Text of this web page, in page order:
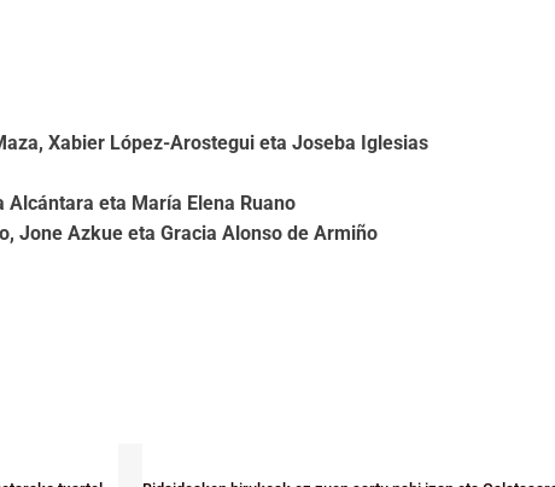
Xabier López-Arostegui eta Joseba Iglesias
Alcántara eta María Elena Ruano
Jone Azkue eta Gracia Alonso de Armiño